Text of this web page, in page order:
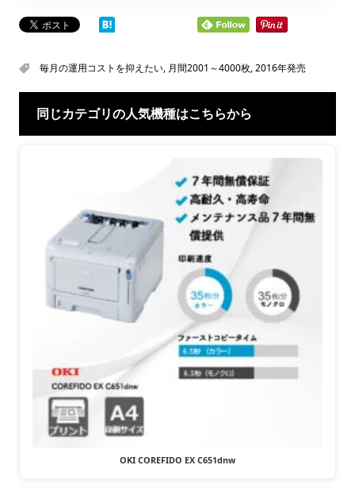
毎月の運用コストを抑えたい, 月間2001～4000枚,2016年発売
同じカテゴリの人気機種はこちらから
OKI COREFIDO EX C651dnw